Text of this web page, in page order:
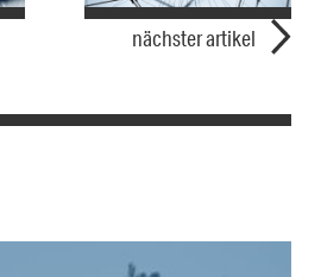
nächster artikel